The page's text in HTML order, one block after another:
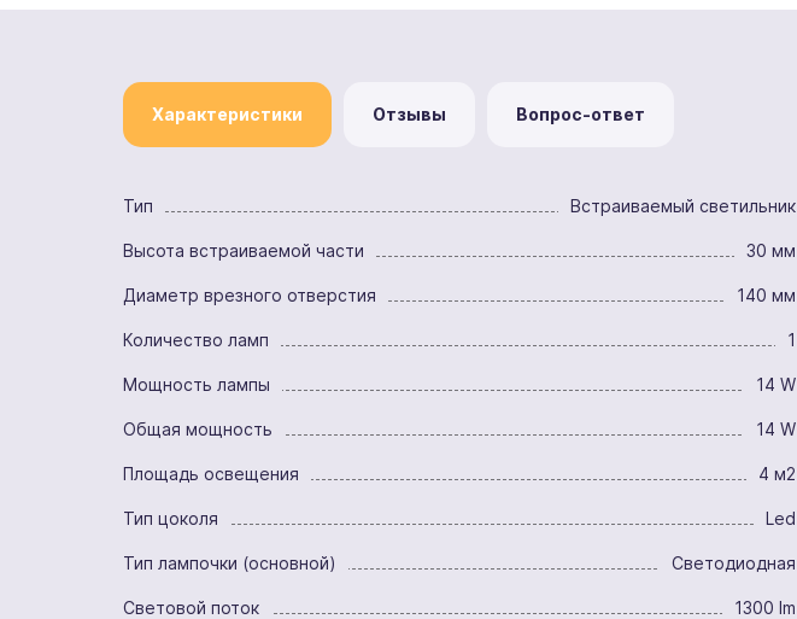
Характеристики Отзывы Вопрос-ответ
Тип Встраиваемый светильник
Высота встраиваемой части 30 мм
Диаметр врезного отверстия 140 мм
Количество ламп 1
Мощность лампы 14 W
Общая мощность 14 W
Площадь освещения 4 м2
Тип цоколя Led
Тип лампочки (основной) Светодиодная
Световой поток 1300 lm